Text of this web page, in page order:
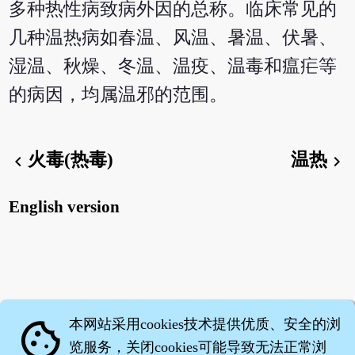
多种热性病致病外因的总称。临床常见的
几种温热病如春温、风温、暑温、伏暑、
湿温、秋燥、冬温、温疫、温毒和瘟疟等
的病因，均属温邪的范围。
chevron_left火毒(热毒) 温热chevron_right
English version
cookie 本网站采用cookies技术提供优质、安全的浏
览服务，关闭cookies可能导致无法正常浏